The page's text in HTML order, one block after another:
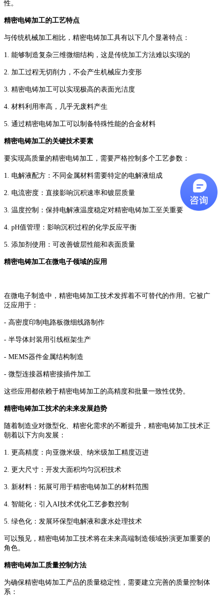
性。
精密电铸加工的工艺特点
与传统机械加工相比，精密电铸加工具有以下几个显著特点：
1. 能够制造复杂三维微细结构，这是传统加工方法难以实现的
2. 加工过程无切削力，不会产生机械应力变形
3. 精密电铸加工可以实现极高的表面光洁度
4. 材料利用率高，几乎无废料产生
5. 通过精密电铸加工可以制备特殊性能的合金材料
精密电铸加工的关键技术要素
要实现高质量的精密电铸加工，需要严格控制多个工艺参数：
1. 电解液配方：不同金属材料需要特定的电解液组成
2. 电流密度：直接影响沉积速率和镀层质量
3. 温度控制：保持电解液温度稳定对精密电铸加工至关重要
4. pH值管理：影响沉积过程的化学反应平衡
5. 添加剂使用：可改善镀层性能和表面质量
精密电铸加工在微电子领域的应用
在微电子制造中，精密电铸加工技术发挥着不可替代的作用。它被广
泛应用于：
- 高密度印制电路板微细线路制作
- 半导体封装用引线框架生产
- MEMS器件金属结构制造
- 微型连接器精密接插件加工
这些应用都依赖于精密电铸加工的高精度和批量一致性优势。
精密电铸加工技术的未来发展趋势
随着制造业对微型化、精密化需求的不断提升，精密电铸加工技术正
朝着以下方向发展：
1. 更高精度：向亚微米级、纳米级加工精度迈进
2. 更大尺寸：开发大面积均匀沉积技术
3. 新材料：拓展可用于精密电铸加工的材料范围
4. 智能化：引入AI技术优化工艺参数控制
5. 绿色化：发展环保型电解液和废水处理技术
可以预见，精密电铸加工技术将在未来高端制造领域扮演更加重要的
角色。
精密电铸加工质量控制方法
为确保精密电铸加工产品的质量稳定性，需要建立完善的质量控制体
系：